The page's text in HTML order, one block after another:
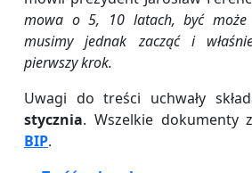
mowa o 5, 10 latach, być może
musimy jednak zacząć i
pierwszy krok.
Uwagi do treści uchwały
stycznia. Wszelkie dokumenty
BIP.